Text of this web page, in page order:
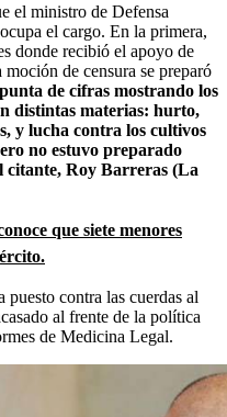
el ministro de Defensa
el cargo. En la primera,
donde recibió el apoyo de
moción de censura se preparó
de cifras mostrando los
distintas materias: hurto,
y lucha contra los cultivos
no estuvo preparado
citante, Roy Barreras (La
que siete menores
puesto contra las cuerdas al
al frente de la política
de Medicina Legal.